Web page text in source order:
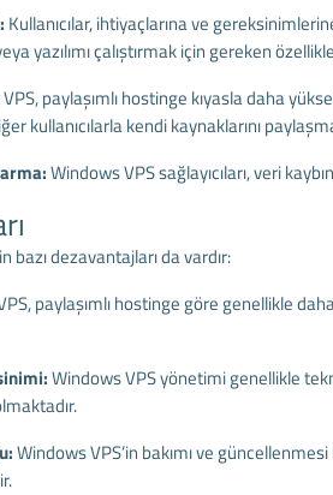
Kullanıcılar, ihtiyaçlarına ve
yazılımı çalıştırmak için gereken
paylaşımlı hostinge kıyasla daha
kullanıcılarla kendi kaynaklarını
Windows VPS sağlayıcıları, veri
bazı dezavantajları da vardır:
paylaşımlı hostinge göre genellikle
Windows VPS yönetimi genellikle
Windows VPS’in bakımı ve